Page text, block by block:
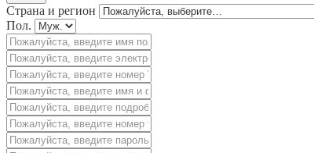
Страна и регион
Пол.